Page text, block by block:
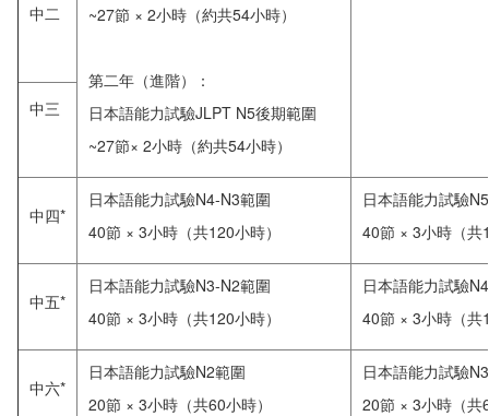
~27節 × 2小時（約共54小時）
第二年（進階）：
日本語能力試驗JLPT N5後期範圍
~27節× 2小時（約共54小時）
中二
中三
中四*
日本語能力試驗N4-N3範圍
40節 × 3小時（共120小時）
日本語能力試驗
40節 × 3小時（共
中五*
日本語能力試驗N3-N2範圍
40節 × 3小時（共120小時）
日本語能力試驗
40節 × 3小時（共
中六*
日本語能力試驗N2範圍
20節 × 3小時（共60小時）
日本語能力試驗
20節 × 3小時（共